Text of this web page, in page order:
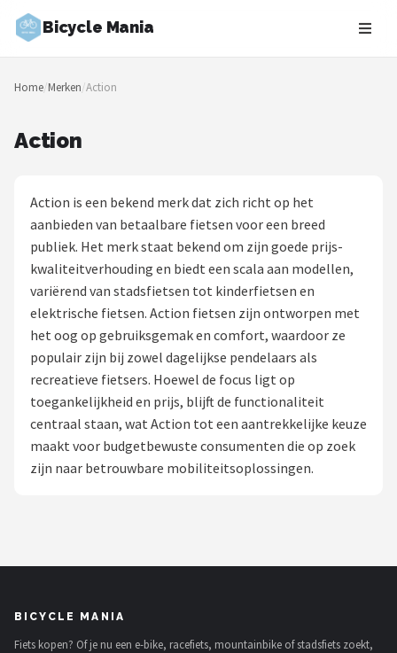
Bicycle Mania
Zoeken
NAVIGATIE
Blog
Fietsroutes
Kinderfietsen
Stadsfietsen
Elektrische fietsen
Mountainbikes
Shop
ABUS
Home/Merken/Action
Action
Action is een bekend merk dat zich richt op het
aanbieden van betaalbare fietsen voor een breed
publiek. Het merk staat bekend om zijn goede prijs-
kwaliteitverhouding en biedt een scala aan modellen,
variërend van stadsfietsen tot kinderfietsen en
elektrische fietsen. Action fietsen zijn ontworpen met
het oog op gebruiksgemak en comfort, waardoor ze
populair zijn bij zowel dagelijkse pendelaars als
recreatieve fietsers. Hoewel de focus ligt op
toegankelijkheid en prijs, blijft de functionaliteit
centraal staan, wat Action tot een aantrekkelijke keuze
maakt voor budgetbewuste consumenten die op zoek
zijn naar betrouwbare mobiliteitsoplossingen.
BICYCLE MANIA
Fiets kopen? Of je nu een e-bike, racefiets, mountainbike of stadsfiets zoekt,